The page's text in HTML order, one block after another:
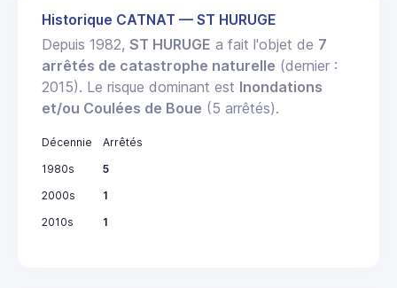
Historique CATNAT — ST HURUGE
Depuis 1982, ST HURUGE a fait l'objet de 7
arrêtés de catastrophe naturelle (dernier :
2015). Le risque dominant est Inondations
et/ou Coulées de Boue (5 arrêtés).
Décennie
Arrêtés
1980s
5
2000s
1
2010s
1